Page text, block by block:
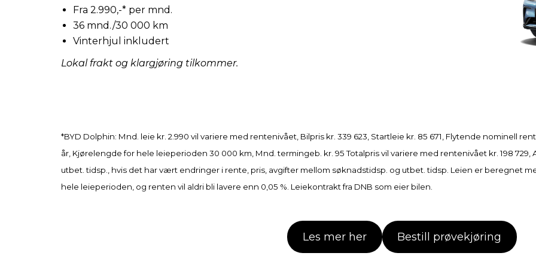
Fra 2.990,-* per mnd.
36 mnd./30 000 km
Vinterhjul inkludert
Lokal frakt og klargjøring tilkommer.
*BYD Dolphin: Mnd. leie kr. 2.990 vil variere med rentenivået, Bilpris kr. 339 623, Startleie kr. 85 671, Flytende nominell
år, Kjørelengde for hele leieperioden 30 000 km, Mnd. termingeb. kr. 95 Totalpris vil variere med rentenivået kr. 198
utbet. tidsp., hvis det har vært endringer i rente, pris, avgifter mellom søknadstidsp. og utbet. tidsp. Leien er beregnet
hele leieperioden, og renten vil aldri bli lavere enn 0,05 %. Leiekontrakt fra DNB som eier bilen.
Les mer her Bestill prøvekjøring